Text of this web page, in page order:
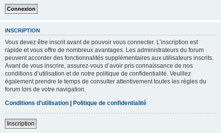
INSCRIPTION
Vous devez être inscrit avant de pouvoir vous connecter. L’inscription est
rapide et vous offre de nombreux avantages. Les administrateurs du forum
peuvent accorder des fonctionnalités supplémentaires aux utilisateurs inscrits.
Avant de vous inscrire, assurez-vous d’avoir pris connaissance de nos
conditions d’utilisation et de notre politique de confidentialité. Veuillez
également prendre le temps de consulter attentivement toutes les règles du
forum lors de votre navigation.
Conditions d’utilisation | Politique de confidentialité
Inscription